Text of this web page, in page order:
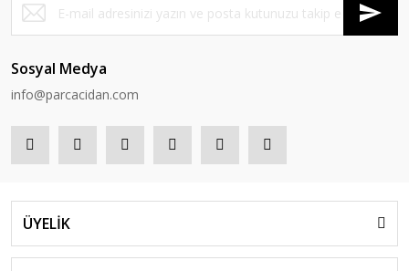
Sosyal Medya
info@parcacidan.com
ÜYELİK